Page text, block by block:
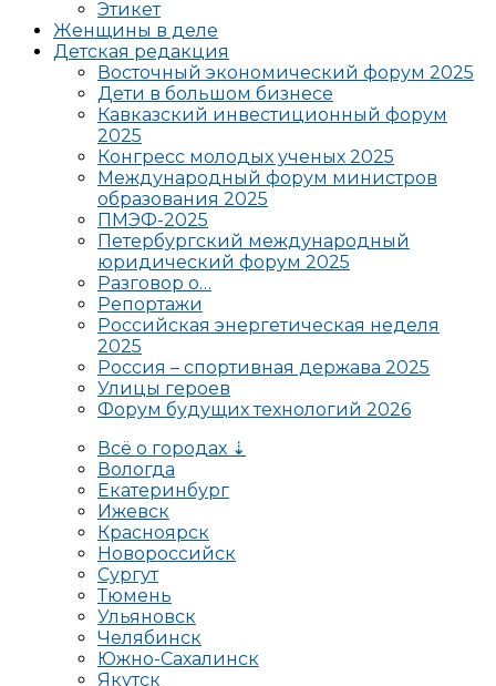
Этикет
Женщины в деле
Детская редакция
Восточный экономический форум 2025
Дети в большом бизнесе
Кавказский инвестиционный форум
2025
Конгресс молодых ученых 2025
Международный форум министров
образования 2025
ПМЭФ-2025
Петербургский международный
юридический форум 2025
Разговор о…
Репортажи
Российская энергетическая неделя
2025
Россия – спортивная держава 2025
Улицы героев
Форум будущих технологий 2026
Всё о городах ⇣
Вологда
Екатеринбург
Ижевск
Красноярск
Новороссийск
Сургут
Тюмень
Ульяновск
Челябинск
Южно-Сахалинск
Якутск